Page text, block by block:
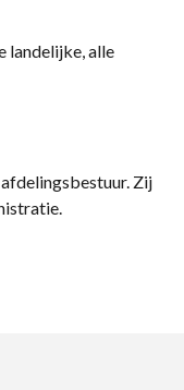
landelijke, alle
Zij